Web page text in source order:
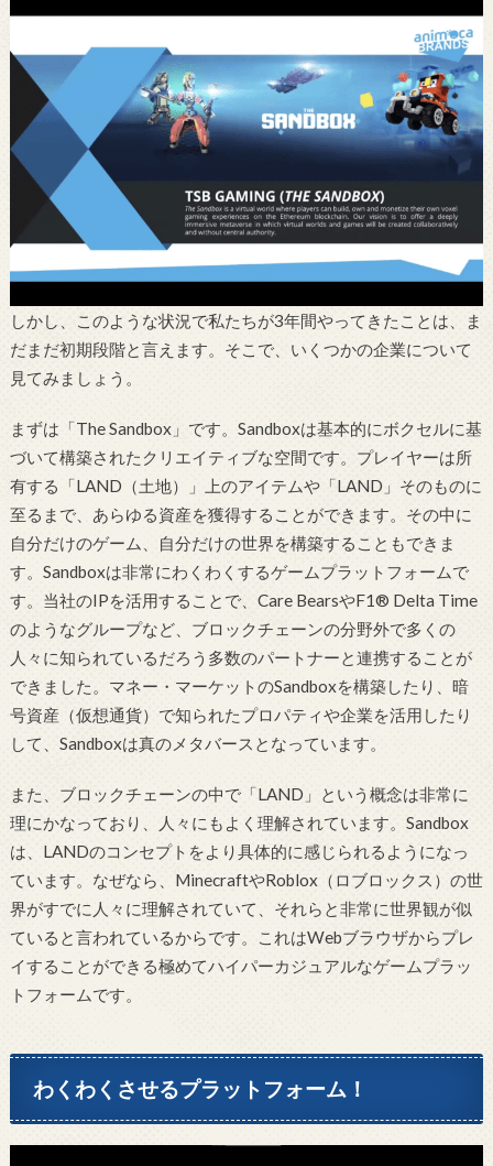
しかし、このような状況で私たちが3年間やってきたことは、ま
だまだ初期段階と言えます。そこで、いくつかの企業について
見てみましょう。
まずは「The Sandbox」です。Sandboxは基本的にボクセルに基
づいて構築されたクリエイティブな空間です。プレイヤーは所
有する「LAND（土地）」上のアイテムや「LAND」そのものに
至るまで、あらゆる資産を獲得することができます。その中に
自分だけのゲーム、自分だけの世界を構築することもできま
す。Sandboxは非常にわくわくするゲームプラットフォームで
す。当社のIPを活用することで、Care BearsやF1® Delta Time
のようなグループなど、ブロックチェーンの分野外で多くの
人々に知られているだろう多数のパートナーと連携することが
できました。マネー・マーケットのSandboxを構築したり、暗
号資産（仮想通貨）で知られたプロパティや企業を活用したり
して、Sandboxは真のメタバースとなっています。
また、ブロックチェーンの中で「LAND」という概念は非常に
理にかなっており、人々にもよく理解されています。Sandbox
は、LANDのコンセプトをより具体的に感じられるようになっ
ています。なぜなら、MinecraftやRoblox（ロブロックス）の世
界がすでに人々に理解されていて、それらと非常に世界観が似
ていると言われているからです。これはWebブラウザからプレ
イすることができる極めてハイパーカジュアルなゲームプラッ
トフォームです。
わくわくさせるプラットフォーム！